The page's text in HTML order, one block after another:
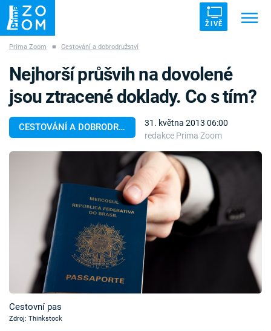
ŽIVĚ
ZÁHADY VETŘELCI DÁVNOVĚKU
Témata
Témata
Pořady
TV Program
Časopis
Sledujte prima+
Prima Zoom ■ Cestování a dobrodružství
CESTOVÁNÍ A DOBRODRUŽSTVÍ
31. května 2013 06:00
redakce Prima Zoom
Nejhorší průšvih na dovolené
jsou ztracené doklady. Co s tím?
Cestovní pas
Zdroj: Thinkstock